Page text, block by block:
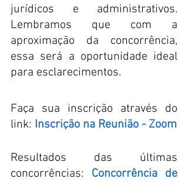
jurídicos e administrativos.
Lembramos que com a
aproximação da concorrência,
essa será a oportunidade ideal
para esclarecimentos.
Faça sua inscrição através do
link: Inscrição na Reunião - Zoom
Resultados das últimas
concorrências: Concorrência de